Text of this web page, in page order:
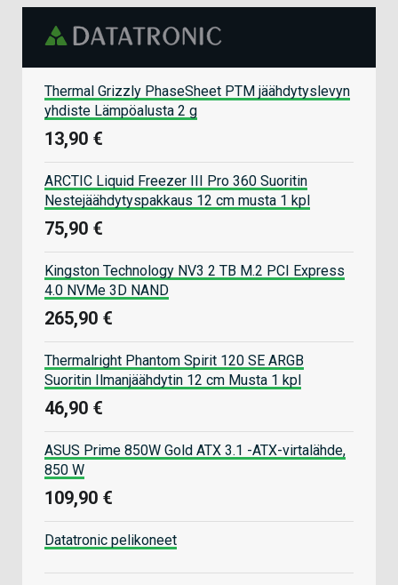
Thermal Grizzly PhaseSheet PTM jäähdytyslevyn
yhdiste Lämpöalusta 2 g
13,90 €
ARCTIC Liquid Freezer III Pro 360 Suoritin
Nestejäähdytyspakkaus 12 cm musta 1 kpl
75,90 €
Kingston Technology NV3 2 TB M.2 PCI Express
4.0 NVMe 3D NAND
265,90 €
Thermalright Phantom Spirit 120 SE ARGB
Suoritin Ilmanjäähdytin 12 cm Musta 1 kpl
46,90 €
ASUS Prime 850W Gold ATX 3.1 -ATX-virtalähde,
850 W
109,90 €
Datatronic pelikoneet